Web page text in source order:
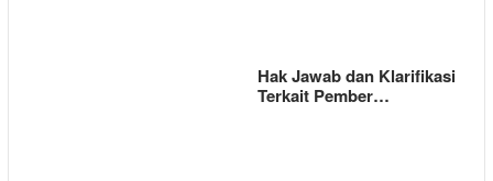
Hak Jawab dan Klarifikasi
Terkait Pember…